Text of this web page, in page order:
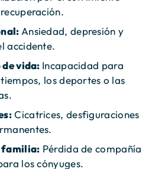
Ansiedad, depresión y
accidente.
vida: Incapacidad para
los deportes o las
Cicatrices, desfiguraciones
familia: Pérdida de compañía
los cónyuges.